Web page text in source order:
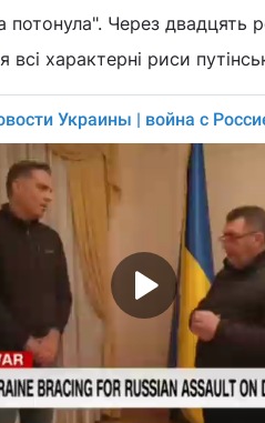
потонула". Через двадцять
всі характерні риси